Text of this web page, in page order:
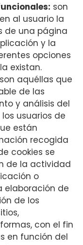
son
al usuario la
de una página
y la
opciones
existan.
son aquéllas que
de las
y análisis del
usuarios de
están
recogida
cookies se
de la actividad
o
elaboración de
de los
con el fin
en función del